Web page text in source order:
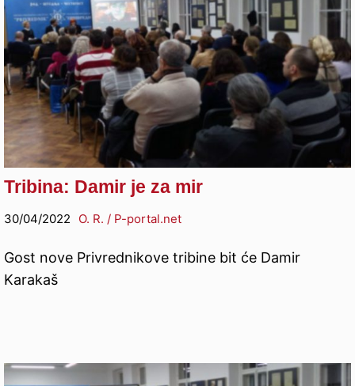
Tribina: Damir je za mir
30/04/2022 O. R. / P-portal.net
Gost nove Privrednikove tribine bit će Damir
Karakaš